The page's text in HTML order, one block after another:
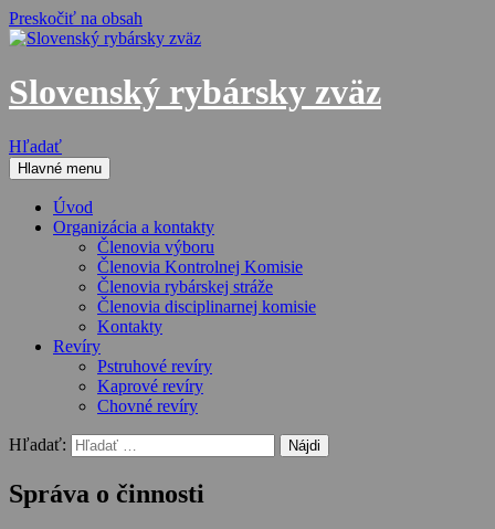
Preskočiť na obsah
Slovenský rybársky zväz
Hľadať
Hlavné menu
Úvod
Organizácia a kontakty
Členovia výboru
Členovia Kontrolnej Komisie
Členovia rybárskej stráže
Členovia disciplinarnej komisie
Kontakty
Revíry
Pstruhové revíry
Kaprové revíry
Chovné revíry
Hľadať:
Správa o činnosti